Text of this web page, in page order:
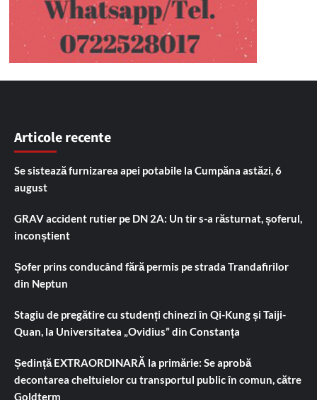
Articole recente
Se sistează furnizarea apei potabile la Cumpăna astăzi, 6
august
GRAV accident rutier pe DN 2A: Un tir s-a răsturnat, șoferul,
inconștient
Șofer prins conducând fără permis pe strada Trandafirilor
din Neptun
Stagiu de pregătire cu studenți chinezi în Qi-Kung și Taiji-
Quan, la Universitatea „Ovidius” din Constanța
Ședință EXTRAORDINARĂ la primărie: Se aprobă
decontarea cheltuielor cu transportul public în comun, către
Goldterm